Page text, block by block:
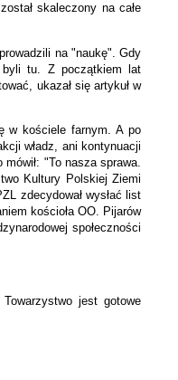
skaleczony na całe
na "naukę". Gdy
byli tu. Z początkiem lat
ukazał się artykuł w
w kościele farnym. A po
władz, ani kontynuacji
"To nasza sprawa.
Kultury Polskiej Ziemi
zdecydował wysłać list
kościoła OO. Pijarów
społeczności
jest gotowe